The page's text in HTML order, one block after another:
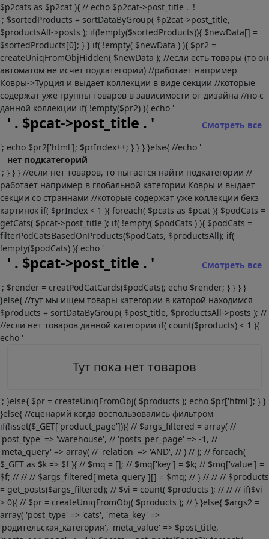
$p2cats as $p2cat ){ // echo $p2cat->post_title . '!
'; $sortedProducts = sortDataByGroup( $p2cat->post_title,
$productsAll->posts ); if(!empty($sortedProducts)){ $newData[] =
$sortedProducts[0]; } } if( !empty( $newData ) ){ $pr2 =
createUniqFromObjHidden( $newData ); //если есть товары (то он
автоматом не исчет подкатегории) //работает например
Ковры->Турция и выдает коллекции в виде секции //которые
содержат уже группы товаров в зависимости от дизайна //но с
данной коллекции if( !empty($pr2) ){ echo '
' . $pcat->post_title . '
Смотреть все
'; echo $pr2['html']; $prIndex++; } } } }else{ //echo '
нет подкатегорий
'; } } } //если нет товаров, то пытается найти подкатегории //
работает например в глобальной категории Ковры и выдает
секции со страннами //которые содержат уже коллекции бекз
картинок if( $prIndex < 1 ){ foreach( $pcats as $pcat ){ $podCats =
getCats( $pcat->post_title ); if( !empty( $podCats ) ){ $podCats =
filterPodCatsBasedOnProducts($podCats, $productsAll); if(
!empty($podCats) ){ echo '
' . $pcat->post_title . '
Смотреть все
'; $render = creatPodCatCards($podCats); echo $render; } } } }
}else{ //тут мы ищем товары категории в каторой находимся
$products = sortDataByGroup( $post_title, $productsAll->posts ); //
//если нет товаров данной категории if( count($products) < 1 ){
echo '
Тут пока нет товаров
'; }else{ $pr = createUniqFromObj( $products ); echo $pr['html']; } }
}else{ //сценарий когда воспользовались фильтром
if(!isset($_GET['product_page'])){ // $args_filtered = array( //
'post_type' => 'warehouse', // 'posts_per_page' => -1, //
'meta_query' => array( // 'relation' => 'AND', // ) // ); // foreach(
$_GET as $k => $f ){ // $mq = []; // $mq['key'] = $k; // $mq['value'] =
$f; // // // $args_filtered['meta_query'][] = $mq; // } // // // $products
= get_posts($args_filtered); // $vi = count( $products ); // // // if($vi
> 0){ // $pr = createUniqFromObj( $products ); // } }else{ $args2 =
array( 'post_type' => 'cats', 'meta_key' =>
'родительская_категория', 'meta_value' => $post_title,